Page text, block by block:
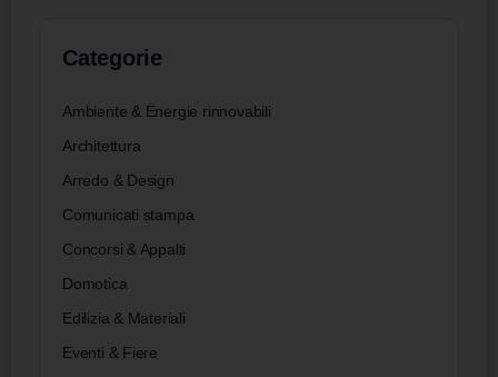
Categorie
Ambiente & Energie rinnovabili
Architettura
Arredo & Design
Comunicati stampa
Concorsi & Appalti
Domotica
Edilizia & Materiali
Eventi & Fiere